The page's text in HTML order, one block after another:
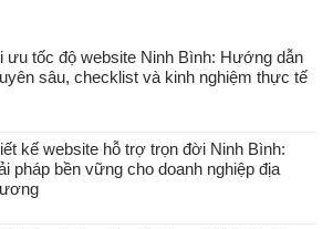
ưu tốc độ website Ninh Bình: Hướng dẫn
sâu, checklist và kinh nghiệm thực tế
kế website hỗ trợ trọn đời Ninh Bình:
pháp bền vững cho doanh nghiệp địa